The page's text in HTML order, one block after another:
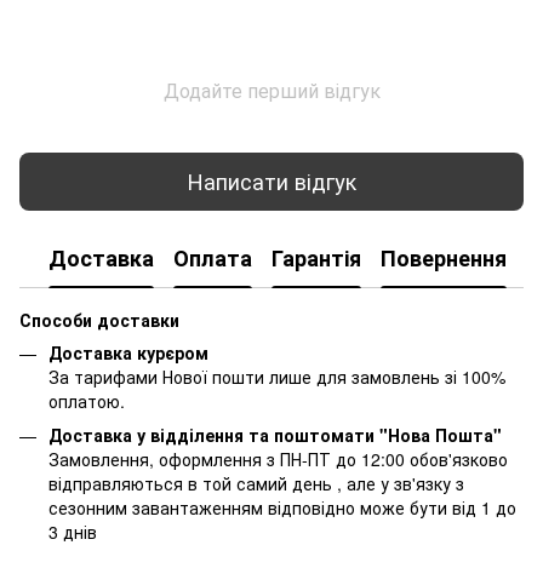
Додайте перший відгук
Написати відгук
Доставка Оплата Гарантія Повернення
Способи доставки
Доставка курєром
За тарифами Нової пошти лише для замовлень зі 100%
оплатою.
Доставка у відділення та поштомати "Нова Пошта"
Замовлення, оформлення з ПН-ПТ до 12:00 обов'язково
відправляються в той самий день , але у зв'язку з
сезонним завантаженням відповідно може бути від 1 до
3 днів